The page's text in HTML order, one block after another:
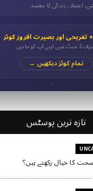
اعتماد، زندگی کا مقصد
میں اپنے آپ کو جانیں
تمام کوئز دیکھیں →
تازہ ترین پوسٹس
کا خیال رکھتے ہیں؟